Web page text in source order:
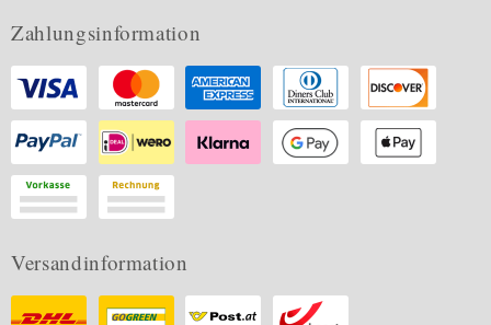
Zahlungsinformation
Versandinformation